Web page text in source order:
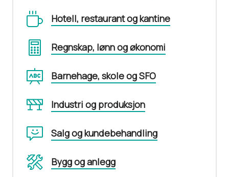
Hotell, restaurant og kantine
Regnskap, lønn og økonomi
Barnehage, skole og SFO
Industri og produksjon
Salg og kundebehandling
Bygg og anlegg